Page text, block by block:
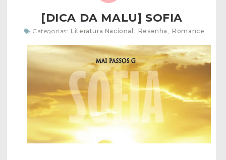
[DICA DA MALU] SOFIA
Categorias: Literatura Nacional , Resenha , Romance